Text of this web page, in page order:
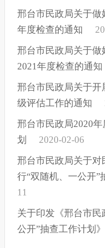
邢台市民政局关于做
年度检查的通知
邢台市民政局关于
2021年度检查的通知
邢台市民政局关于开
级评估工作的通知
邢台市民政局2020
划
2020-02-06
邢台市民政局关于
行“双随机、一公开”
11
关于印发《邢台市民
公开”抽查工作计划